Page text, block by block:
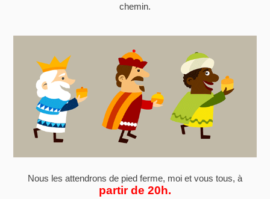
chemin.
Nous les attendrons de pied ferme, moi et vous tous, à
partir de 20h.